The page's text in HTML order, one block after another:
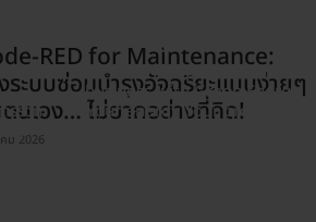
RED for Maintenance:
ระบบซ่อมบำรุงอัจฉริยะแบบง่ายๆ
นเอง… ไม่ยากอย่างที่คิด!
ม 2026
รรั่วที่
ENVIRONMENT
สัมมนา Empower Your
business with Green Energy
Your energy Your profit You